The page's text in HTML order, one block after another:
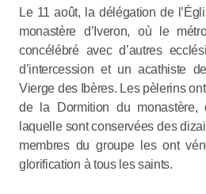
Le 11 août, la délégation de
monastère d’Iveron, où le
concélébré avec d’autres
d’intercession et un acathiste
Vierge des Ibères. Les pèlerins
de la Dormition du
laquelle sont conservées des
membres du groupe les ont
glorification à tous les saints.